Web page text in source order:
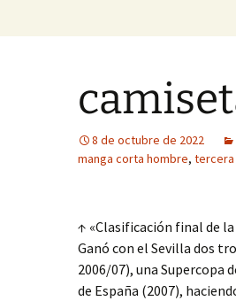
8 de octubre de 2022
manga corta hombre, tercera
↑ «Clasificación final de
Ganó con el Sevilla dos
2006/07), una Supercopa
de España (2007),